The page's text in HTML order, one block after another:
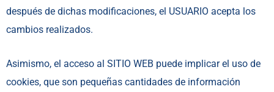
después de dichas modificaciones, el USUARIO acepta los
cambios realizados.
Asimismo, el acceso al SITIO WEB puede implicar el uso de
cookies, que son pequeñas cantidades de información